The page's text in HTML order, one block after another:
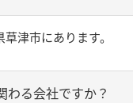
津市にあります。
わる会社ですか？